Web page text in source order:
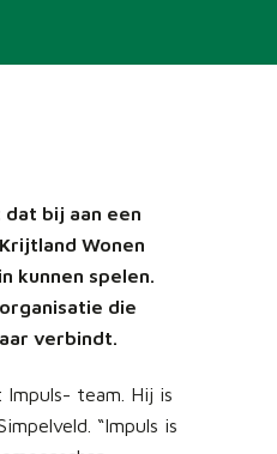
bij aan een
Wonen
kunnen spelen.
die
verbindt.
team. Hij is
“Impuls is